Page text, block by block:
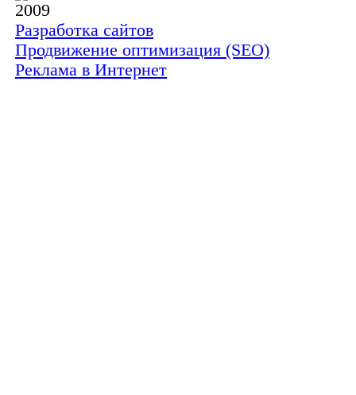
2009
Разработка сайтов
Продвижение оптимизация (SEO)
Реклама в Интернет